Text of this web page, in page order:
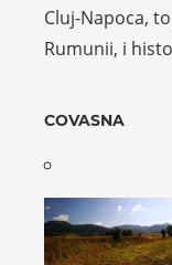
Cluj-Napoca,
Rumunii, i
COVASNA